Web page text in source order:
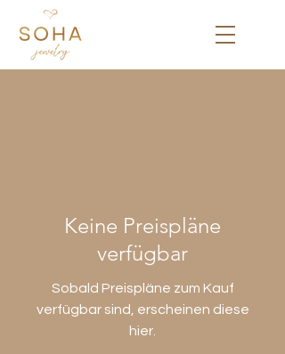
Keine Preispläne
verfügbar
Sobald Preispläne zum Kauf
verfügbar sind, erscheinen diese
hier.